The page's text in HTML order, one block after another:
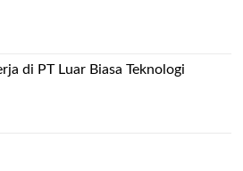
di PT Luar Biasa Teknologi